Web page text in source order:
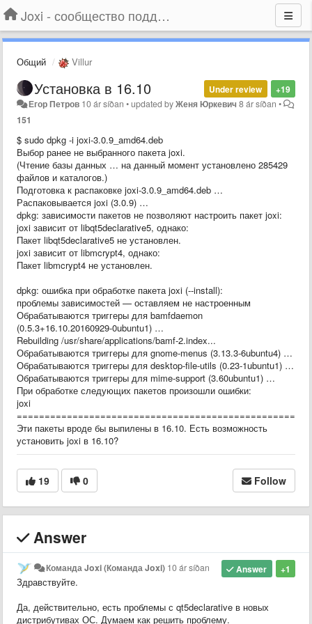
Joxi - сообщество поддержки
Общий Villur
+19
Under review
Установка в 16.10
Егор Петров 10 ár síðan •updated byЖеня Юркевич 8 ár síðan •
151
$ sudo dpkg -i joxi-3.0.9_amd64.deb
Выбор ранее не выбранного пакета joxi.
(Чтение базы данных … на данный момент установлено 285429
файлов и каталогов.)
Подготовка к распаковке joxi-3.0.9_amd64.deb …
Распаковывается joxi (3.0.9) …
dpkg: зависимости пакетов не позволяют настроить пакет joxi:
joxi зависит от libqt5declarative5, однако:
Пакет libqt5declarative5 не установлен.
joxi зависит от libmcrypt4, однако:
Пакет libmcrypt4 не установлен.
dpkg: ошибка при обработке пакета joxi (--install):
проблемы зависимостей — оставляем не настроенным
Обрабатываются триггеры для bamfdaemon
(0.5.3+16.10.20160929-0ubuntu1) …
Rebuilding /usr/share/applications/bamf-2.index...
Обрабатываются триггеры для gnome-menus (3.13.3-6ubuntu4) …
Обрабатываются триггеры для desktop-file-utils (0.23-1ubuntu1) …
Обрабатываются триггеры для mime-support (3.60ubuntu1) …
При обработке следующих пакетов произошли ошибки:
joxi
Эти пакеты вроде бы выпилены в 16.10. Есть возможность
установить joxi в 16.10?
19 0 Follow
Answer
+1
Answer
Команда Joxi (Команда Joxi) 10 ár síðan
Здравствуйте.
Да, действительно, есть проблемы с qt5declarative в новых
дистрибутивах ОС. Думаем как решить проблему.